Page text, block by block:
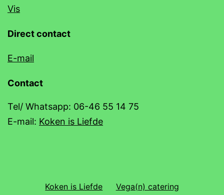
Vis
Direct contact
E-mail
Contact
Tel/ Whatsapp: 06-46 55 14 75
E-mail: Koken is Liefde
Koken is Liefde Vega(n) catering